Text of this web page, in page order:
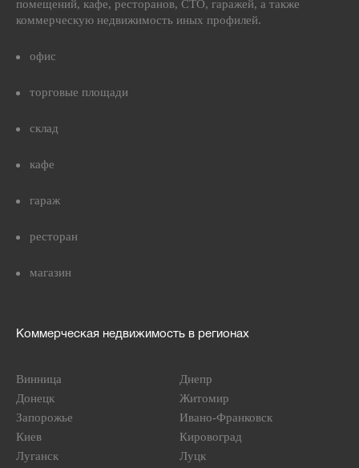
помещений, кафе, ресторанов, СТО, гаражей, а также
коммерческую недвижимость иных профилей.
офис
торговые площади
склад
кафе
гараж
ресторан
магазин
Коммерческая недвижимость в регионах
Винница
Днепр
Донецк
Житомир
Запорожье
Ивано-Франковск
Киев
Кировоград
Луганск
Луцк